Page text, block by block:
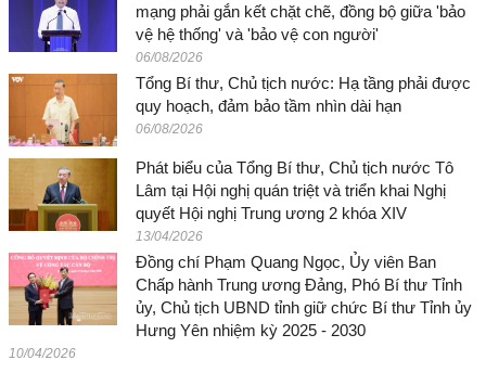
mạng phải gắn kết chặt chẽ, đồng bộ giữa 'bảo
vệ hệ thống' và 'bảo vệ con người'
06/08/2026
Tổng Bí thư, Chủ tịch nước: Hạ tầng phải được
quy hoạch, đảm bảo tầm nhìn dài hạn
06/08/2026
Phát biểu của Tổng Bí thư, Chủ tịch nước Tô
Lâm tại Hội nghị quán triệt và triển khai Nghị
quyết Hội nghị Trung ương 2 khóa XIV
13/04/2026
Đồng chí Phạm Quang Ngọc, Ủy viên Ban
Chấp hành Trung ương Đảng, Phó Bí thư Tỉnh
ủy, Chủ tịch UBND tỉnh giữ chức Bí thư Tỉnh ủy
Hưng Yên nhiệm kỳ 2025 - 2030
10/04/2026